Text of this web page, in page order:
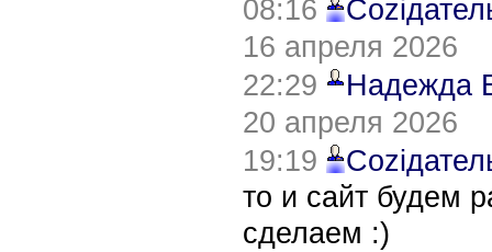
08:16
16 апреля 2026
22:29
Надежда
20 апреля 2026
19:19
то и сайт будем
сделаем :)